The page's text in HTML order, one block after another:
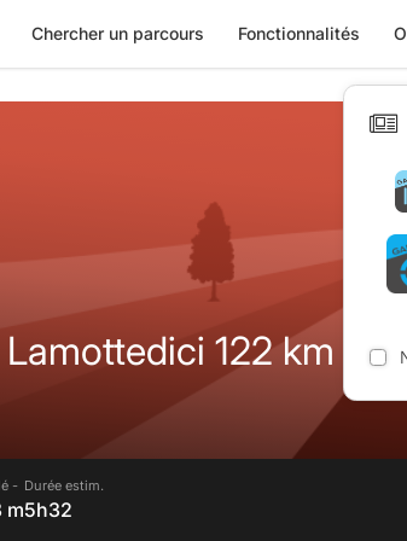
Chercher un parcours Fonctionnalités
122 km La
-
m
Durée estim.
5h32